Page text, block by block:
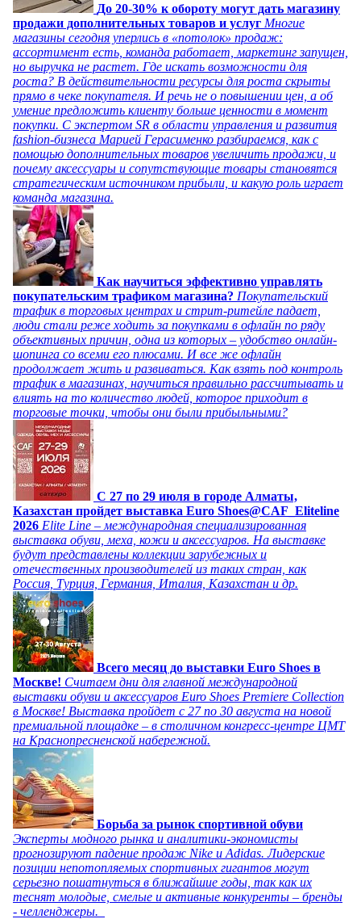
До 20-30% к обороту могут дать магазину
продажи дополнительных товаров и услуг Многие
магазины сегодня уперлись в «потолок» продаж:
ассортимент есть, команда работает, маркетинг запущен,
но выручка не растет. Где искать возможности для
роста? В действительности ресурсы для роста скрыты
прямо в чеке покупателя. И речь не о повышении цен, а об
умение предложить клиенту больше ценности в момент
покупки. С экспертом SR в области управления и развития
fashion-бизнеса Марией Герасименко разбираемся, как с
помощью дополнительных товаров увеличить продажи, и
почему аксессуары и сопутствующие товары становятся
стратегическим источником прибыли, и какую роль играет
команда магазина.
Как научиться эффективно управлять
покупательским трафиком магазина? Покупательский
трафик в торговых центрах и стрит-ритейле падает,
люди стали реже ходить за покупками в офлайн по ряду
объективных причин, одна из которых – удобство онлайн-
шопинга со всеми его плюсами. И все же офлайн
продолжает жить и развиваться. Как взять под контроль
трафик в магазинах, научиться правильно рассчитывать и
влиять на то количество людей, которое приходит в
торговые точки, чтобы они были прибыльными?
C 27 по 29 июля в городе Алматы,
Казахстан пройдет выставка Euro Shoes@CAF_Eliteline
2026 Elite Line – международная специализированная
выставка обуви, меха, кожи и аксессуаров. На выставке
будут представлены коллекции зарубежных и
отечественных производителей из таких стран, как
Россия, Турция, Германия, Италия, Казахстан и др.
Всего месяц до выставки Euro Shoes в
Москве! Считаем дни для главной международной
выставки обуви и аксессуаров Euro Shoes Premiere Collection
в Москве! Выставка пройдет с 27 по 30 августа на новой
премиальной площадке – в столичном конгресс-центре ЦМТ
на Краснопресненской набережной.
Борьба за рынок спортивной обуви
Эксперты модного рынка и аналитики-экономисты
прогнозируют падение продаж Nike и Adidas. Лидерские
позиции непотопляемых спортивных гигантов могут
серьезно пошатнуться в ближайшие годы, так как их
теснят молодые, смелые и активные конкуренты – бренды
- челленджеры.